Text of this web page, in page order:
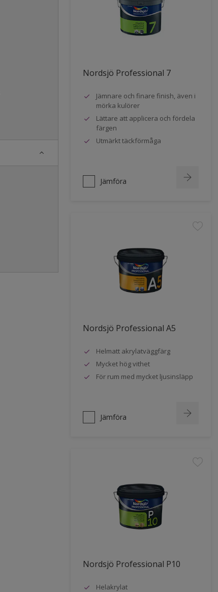
Nordsjö Professional 7
Jämnare och finare finish, även i
mörka kulörer
Lättare att applicera och fördela
färgen
Utmärkt täckförmåga
Jämföra
Nordsjö Professional A5
Helmatt akrylatväggfärg
Mycket hög vithet
För rum med mycket ljusinsläpp
Jämföra
Nordsjö Professional P10
Helakrylat